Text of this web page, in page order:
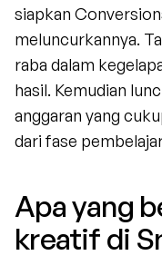
siapkan
meluncurkannya.
raba dalam
hasil. Kemudian
anggaran yang
dari fase
Apa yang
kreatif di